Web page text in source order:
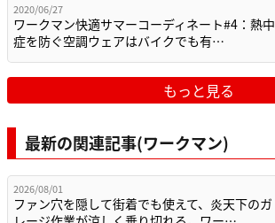
2020/06/27
ワークマン快適サマーコーディネート#4：熱中
症を防ぐ空調ウェアはバイクでも有…
もっと見る
最新の関連記事(ワークマン)
2026/08/01
ファン穴を隠して街着でも使えて、炎天下のガ